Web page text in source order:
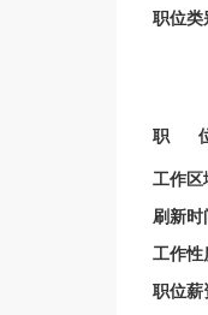
职位类
职
工作区
刷新时
工作性
职位薪